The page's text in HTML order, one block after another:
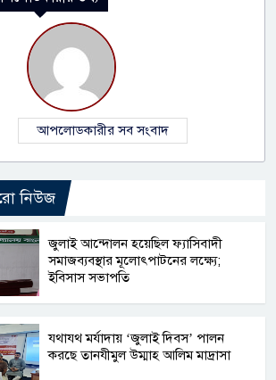
আপলোডকারীর সব সংবাদ
নিউজ
জুলাই আন্দোলন হয়েছিল ফ্যাসিবাদী
সমাজব্যবস্থার মূলোৎপাটনের লক্ষ্যে;
ইবিসাস সভাপতি
যথাযথ মর্যাদায় ‘জুলাই দিবস’ পালন
করছে তানযীমুল উম্মাহ আলিম মাদ্রাসা